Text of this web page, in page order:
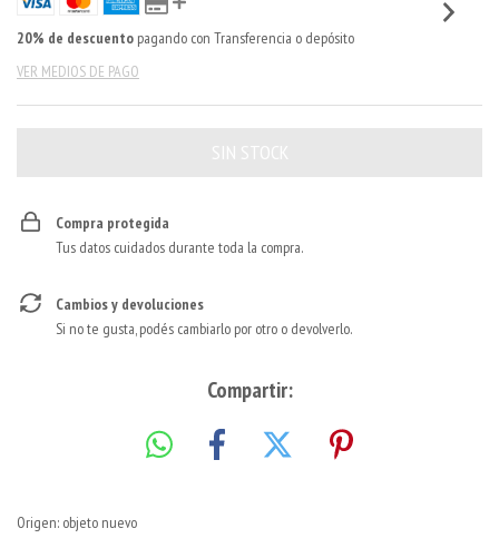
20% de descuento pagando con Transferencia o depósito
VER MEDIOS DE PAGO
Compra protegida
Tus datos cuidados durante toda la compra.
Cambios y devoluciones
Si no te gusta, podés cambiarlo por otro o devolverlo.
Compartir:
Origen: objeto nuevo